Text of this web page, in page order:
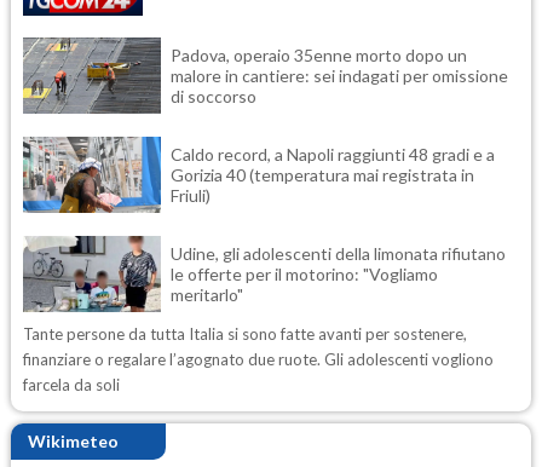
Padova, operaio 35enne morto dopo un
malore in cantiere: sei indagati per omissione
di soccorso
Caldo record, a Napoli raggiunti 48 gradi e a
Gorizia 40 (temperatura mai registrata in
Friuli)
Udine, gli adolescenti della limonata rifiutano
le offerte per il motorino: "Vogliamo
meritarlo"
Tante persone da tutta Italia si sono fatte avanti per sostenere,
finanziare o regalare l’agognato due ruote. Gli adolescenti vogliono
farcela da soli
Wikimeteo